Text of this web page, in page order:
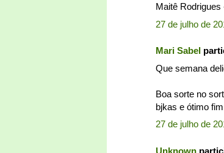
Maitê
27 de julho de
Mari Sabel
Que semana
Boa sorte no
bjkas e ótimo
27 de julho de
Unknown